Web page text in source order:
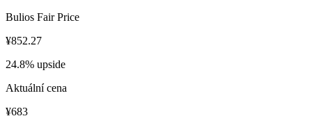
Bulios Fair Price
¥852.27
24.8% upside
Aktuální cena
¥683